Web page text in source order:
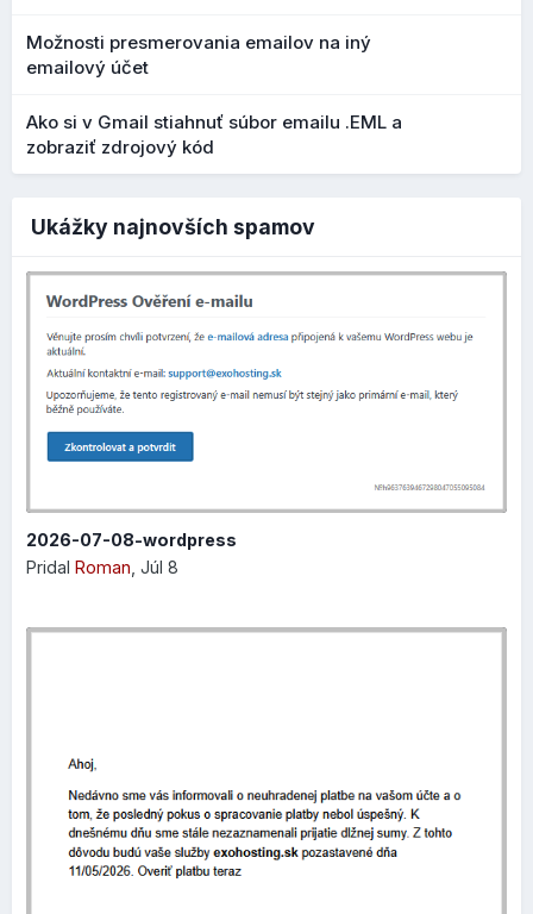
Ak nastavenia vypnete, môžete si upraviť
apopis produktu, ktorý sa bude zobrazovať vo
výsledkoch vyhľadávania (Google, Bing). Môžete upraviť aj
automatický odkaz vygenerovaný Exowebom:
Možnosti presmerovania emailov na iný
emailový účet
Ako si v Gmail stiahnuť súbor emailu .EML a
zobraziť zdrojový kód
Ukážky najnovších spamov
2026-07-08-wordpress
Pridal Roman Júl 8